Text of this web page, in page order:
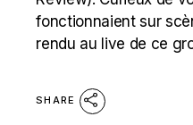
fonctionnaient sur
rendu au live de ce
SHARE